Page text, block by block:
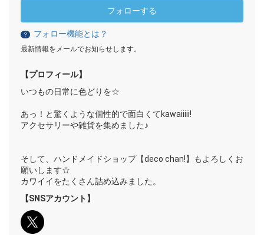
フォローする
？ フォロー機能とは？
最新情報をメールでお知らせします。
【プロフィール】
いつもの日常に色どりを☆
あっ！と驚くような個性的で面白くてkawaiiiii!
アクセサリーや雑貨を集めました♪
そして、ハンドメイドショップ【deco chan!】もよろしくお
願いします☆
カワイイをたくさん詰め込みました。
【SNSアカウント】